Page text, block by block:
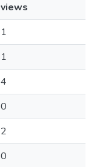
views
1
1
4
0
2
0